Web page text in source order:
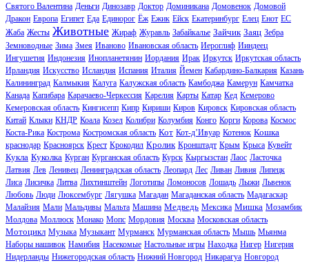
Святого Валентина Деньги Динозавр Доктор Доминикана Домовенок Домовой
Дракон Европа Египет Еда Единорог Ёж Ежик Ейск Екатеринбург Елец Енот ЕС
Жаба Жесты Животные Жираф Журавль Забайкалье Зайчик Заяц Зебра
Земноводные Зима Змея Иваново Ивановская область Иероглиф Ииндеец
Ингушетия Индонезия Инопланетянин Иордания Ирак Иркутск Иркутская область
Ирландия Искусство Исландия Испания Италия Йемен Кабардино-Балкария Казань
Калининград Калмыкия Калуга Калужская область Камбоджа Камерун Камчатка
Канада Капибара Карачаево-Черкессия Карелия Карты Катар Кед Кемерово
Кемеровская область Кингисепп Кипр Кириши Киров Кировск Кировская область
Китай Клыки КНДР Коала Козел Колибри Колумбия Конго Корги Корова Космос
Коста-Рика Кострома Костромская область Кот Кот-д’Ивуар Котенок Кошка
краснодар Красноярск Крест Крокодил Кролик Кронштадт Крым Крыса Кувейт
Кукла Куколка Курган Курганская область Курск Кыргызстан Лаос Ласточка
Латвия Лев Ленивец Ленинградская область Леопард Лес Ливан Ливия Липецк
Лиса Лисичка Литва Лихтинштейн Логотипы Ломоносов Лошадь Лыжи Львенок
Любовь Люди Люксембург Лягушка Магадан Магаданская область Мадагаскар
Малайзия Мали Мальдивы Мальта Машина Медведь Мексика Мишка Мозамбик
Молдова Моллюск Монако Мопс Мордовия Москва Московская область
Мотоцикл Музыка Музыкант Мурманск Мурманская область Мышь Мьянма
Наборы нашивок Намибия Насекомые Настольные игры Находка Нигер Нигерия
Нидерланды Нижегородская область Нижний Новгород Никарагуа Новгород